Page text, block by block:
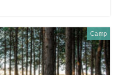
Camp